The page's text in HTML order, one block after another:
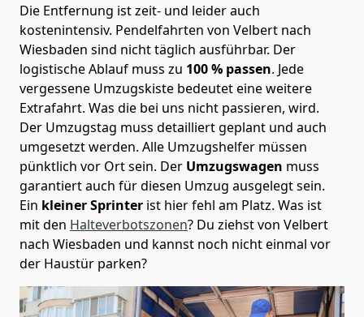
Die Entfernung ist zeit- und leider auch
kostenintensiv. Pendelfahrten von Velbert nach
Wiesbaden sind nicht täglich ausführbar. Der
logistische Ablauf muss zu 100 % passen. Jede
vergessene Umzugskiste bedeutet eine weitere
Extrafahrt. Was die bei uns nicht passieren, wird.
Der Umzugstag muss detailliert geplant und auch
umgesetzt werden. Alle Umzugshelfer müssen
pünktlich vor Ort sein. Der Umzugswagen muss
garantiert auch für diesen Umzug ausgelegt sein.
Ein kleiner Sprinter ist hier fehl am Platz. Was ist
mit den Halteverbotszonen? Du ziehst von Velbert
nach Wiesbaden und kannst noch nicht einmal vor
der Haustür parken?